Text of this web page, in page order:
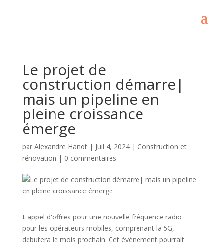
Le projet de
construction démarre|
mais un pipeline en
pleine croissance
émerge
par Alexandre Hanot| Juil 4, 2024| Construction et
rénovation | 0 commentaires
L'appel d'offres pour une nouvelle fréquence radio
pour les opérateurs mobiles, comprenant la 5G,
débutera le mois prochain. Cet événement pourrait